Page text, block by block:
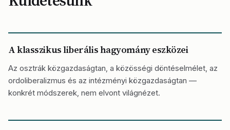
A klasszikus liberális hagyomány eszközei
Az osztrák közgazdaságtan, a közösségi döntéselmélet, az
ordoliberalizmus és az intézményi közgazdaságtan —
konkrét módszerek, nem elvont világnézet.